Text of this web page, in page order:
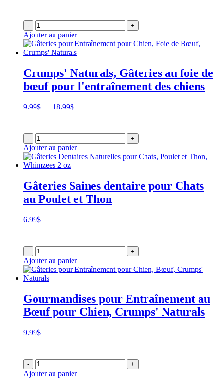
- +
Ajouter au panier
Crumps' Naturals, Gâteries au foie de
bœuf pour l'entraînement des chiens
9.99$ – 18.99$Plage
9.99$
à
18.99$
- +
Ajouter au panier
Gâteries Saines dentaire pour Chats
au Poulet et Thon
6.99$
- +
Ajouter au panier
Gourmandises pour Entraînement au
Bœuf pour Chien, Crumps' Naturals
9.99$
- +
Ajouter au panier